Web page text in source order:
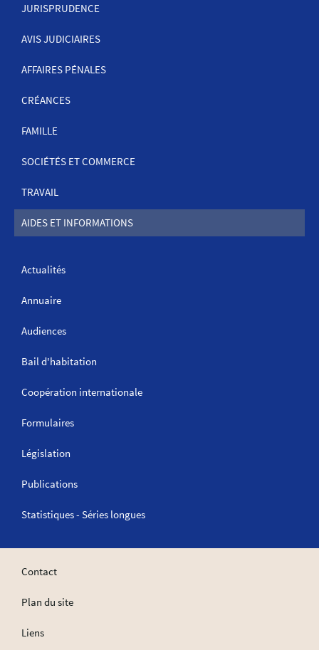
MENU
DE
NAVIGATION
JURISPRUDENCE
AVIS JUDICIAIRES
AFFAIRES PÉNALES
CRÉANCES
FAMILLE
SOCIÉTÉS ET COMMERCE
TRAVAIL
AIDES ET INFORMATIONS
Actualités
Annuaire
Audiences
Bail d'habitation
Coopération internationale
Formulaires
Législation
Publications
Statistiques - Séries longues
Contact
Plan du site
Liens